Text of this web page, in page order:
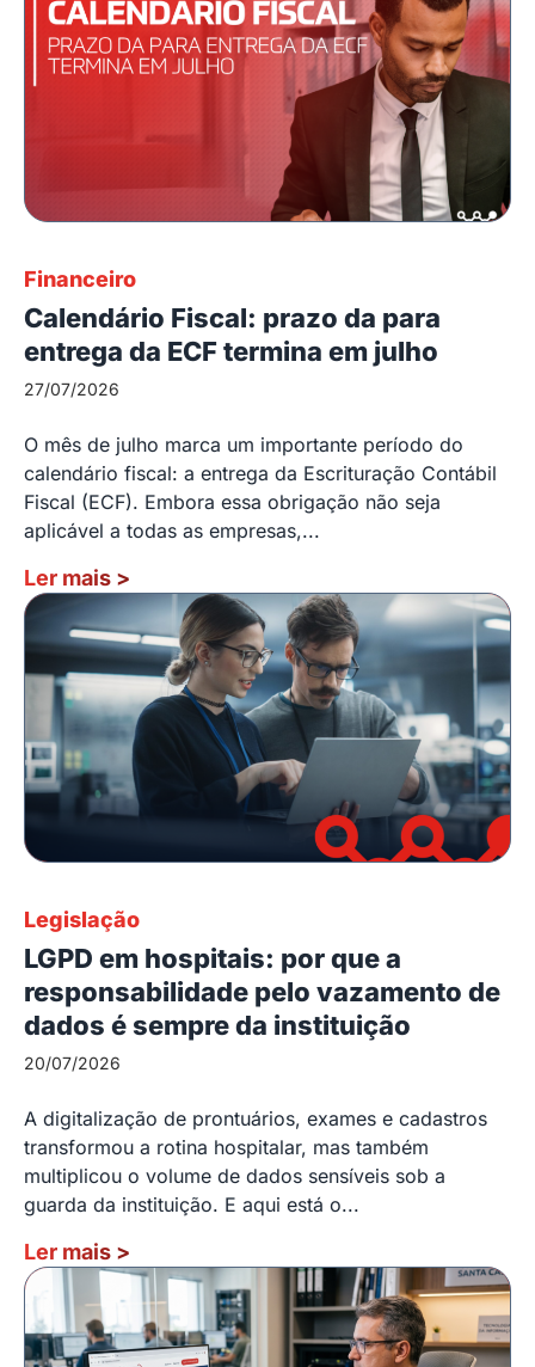
Financeiro
Calendário Fiscal: prazo da para
entrega da ECF termina em julho
27/07/2026
O mês de julho marca um importante período do
calendário fiscal: a entrega da Escrituração Contábil
Fiscal (ECF). Embora essa obrigação não seja
aplicável a todas as empresas,...
Ler mais >
Legislação
LGPD em hospitais: por que a
responsabilidade pelo vazamento de
dados é sempre da instituição
20/07/2026
A digitalização de prontuários, exames e cadastros
transformou a rotina hospitalar, mas também
multiplicou o volume de dados sensíveis sob a
guarda da instituição. E aqui está o...
Ler mais >